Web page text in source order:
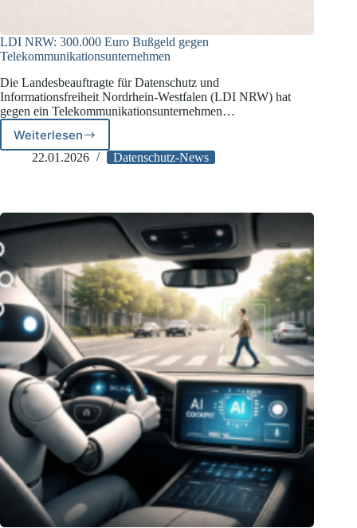
LDI NRW: 300.000 Euro Bußgeld gegen
Telekommunikationsunternehmen
Die Landesbeauftragte für Datenschutz und
Informationsfreiheit Nordrhein-Westfalen (LDI NRW) hat
gegen ein Telekommunikationsunternehmen…
Weiterlesen
LDI
NRW:
gegen
Telekommunikationsunternehmen
22.01.2026 Datenschutz-News